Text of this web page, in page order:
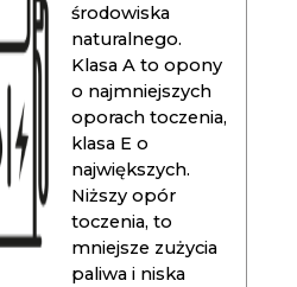
środowiska
naturalnego.
Klasa A to opony
o najmniejszych
oporach toczenia,
klasa E o
największych.
Niższy opór
toczenia, to
mniejsze zużycia
paliwa i niska